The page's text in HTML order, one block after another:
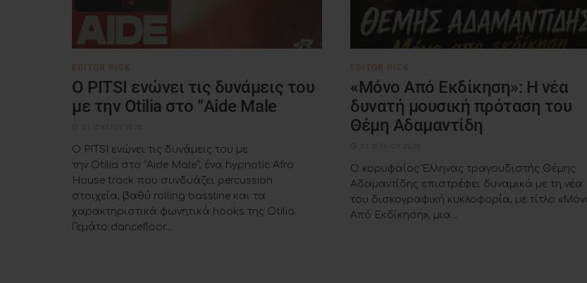
Ο PITSI ενώνει τις δυνάμεις του
με την Otilia στο “Aide Male
Ο PITSI ενώνει τις δυνάμεις του με
την Otilia στο “Aide Male”, ένα hypnotic Afro
House track που συνδυάζει percussion
στοιχεία, βαθύ rolling bassline και τα
χαρακτηριστικά φωνητικά hooks της Otilia.
Γεμάτο dancefloor...
«Μόνο Από Εκδίκηση»: Η νέα
δυνατή μουσική πρόταση του
Θέμη Αδαμαντίδη
Ο κορυφαίος Έλληνας τραγουδιστής Θέμης
Αδαμαντίδης επιστρέφει δυναμικά με τη νέα
του δισκογραφική κυκλοφορία, με τίτλο
Από Εκδίκηση», μια...